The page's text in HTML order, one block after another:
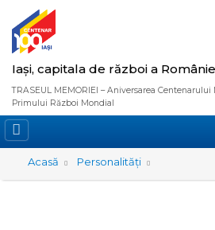
Iași, capitala de război a României
TRASEUL MEMORIEI – Aniversarea
Primului Război Mondial
Acasă Personalități